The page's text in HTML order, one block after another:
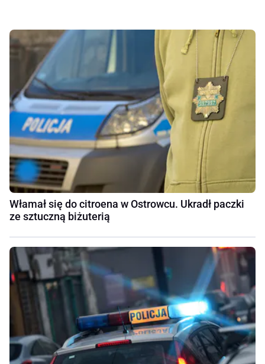
Włamał się do citroena w Ostrowcu. Ukradł paczki
ze sztuczną biżuterią